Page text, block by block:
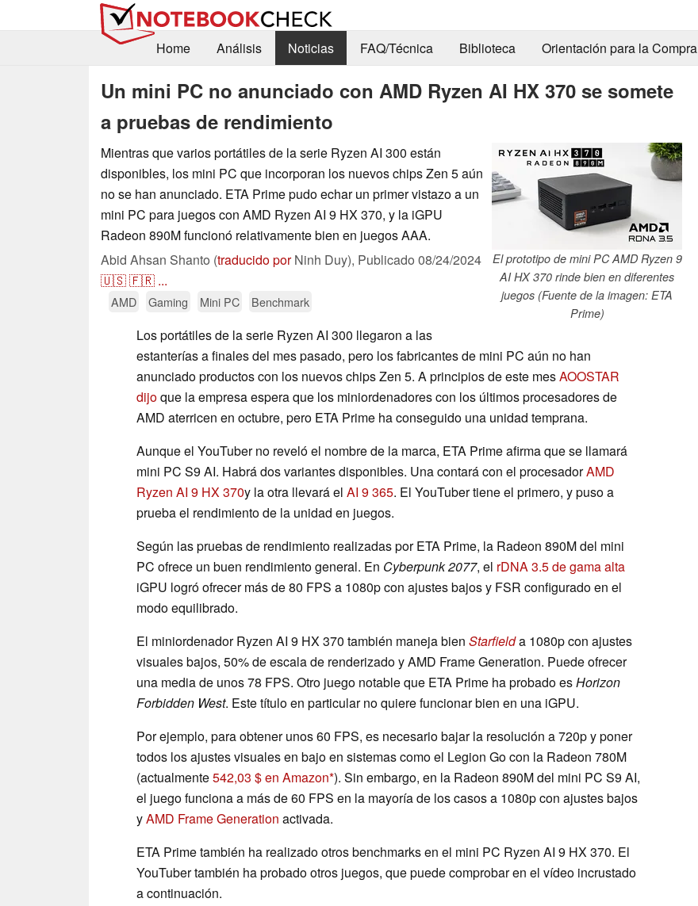
Home
Análisis Noticias FAQ/Técnica Biblioteca Orientación para la Compra
Un mini PC no anunciado con AMD Ryzen AI HX 370 se somete
a pruebas de rendimiento
El prototipo de mini PC AMD Ryzen 9
AI HX 370 rinde bien en diferentes
juegos (Fuente de la imagen: ETA
Prime)
Mientras que varios portátiles de la serie Ryzen AI 300 están
disponibles, los mini PC que incorporan los nuevos chips Zen 5 aún
no se han anunciado. ETA Prime pudo echar un primer vistazo a un
mini PC para juegos con AMD Ryzen AI 9 HX 370, y la iGPU
Radeon 890M funcionó relativamente bien en juegos AAA.
Abid Ahsan Shanto (traducido porNinh Duy), Publicado 08/24/2024
🇺🇸🇫🇷 ...
AMD Gaming Mini PC Benchmark
Los portátiles de la serie Ryzen AI 300 llegaron a las
estanterías a finales del mes pasado, pero los fabricantes de mini PC aún no han
anunciado productos con los nuevos chips Zen 5. A principios de este mesAOOSTAR
dijoque la empresa espera que los miniordenadores con los últimos procesadores de
AMD aterricen en octubre, pero ETA Prime ha conseguido una unidad temprana.
Aunque el YouTuber no reveló el nombre de la marca, ETA Prime afirma que se llamará
mini PC S9 AI. Habrá dos variantes disponibles. Una contará con el procesadorAMD
Ryzen AI 9 HX 370y la otra llevará el AI 9 365. El YouTuber tiene el primero, y puso a
prueba el rendimiento de la unidad en juegos.
Según las pruebas de rendimiento realizadas por ETA Prime, la Radeon 890M del mini
PC ofrece un buen rendimiento general. En Cyberpunk 2077, el rDNA 3.5 de gama alta
iGPU logró ofrecer más de 80 FPS a 1080p con ajustes bajos y FSR configurado en el
modo equilibrado.
El miniordenador Ryzen AI 9 HX 370 también maneja bien Starfielda 1080p con ajustes
visuales bajos, 50% de escala de renderizado y AMD Frame Generation. Puede ofrecer
una media de unos 78 FPS. Otro juego notable que ETA Prime ha probado esHorizon
Forbidden West. Este título en particular no quiere funcionar bien en una iGPU.
Por ejemplo, para obtener unos 60 FPS, es necesario bajar la resolución a 720p y poner
todos los ajustes visuales en bajo en sistemas como el Legion Go con la Radeon 780M
(actualmente542,03 $ en Amazon ). Sin embargo, en la Radeon 890M del mini PC S9 AI,
el juego funciona a más de 60 FPS en la mayoría de los casos a 1080p con ajustes bajos
yAMD Frame Generation activada.
ETA Prime también ha realizado otros benchmarks en el mini PC Ryzen AI 9 HX 370. El
YouTuber también ha probado otros juegos, que puede comprobar en el vídeo incrustado
a continuación.